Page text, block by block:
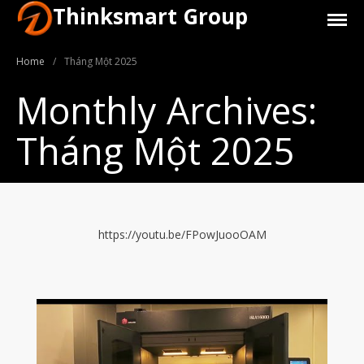
Giới Thiệu
Máy In 3D Để Bàn Formlabs U.S.
Máy In 3D SLA Công Nghiệp
Thinksmart Group
Home / Tháng Một 2025
Monthly Archives:
Tháng Một 2025
https://youtu.be/FPowJuooOAM